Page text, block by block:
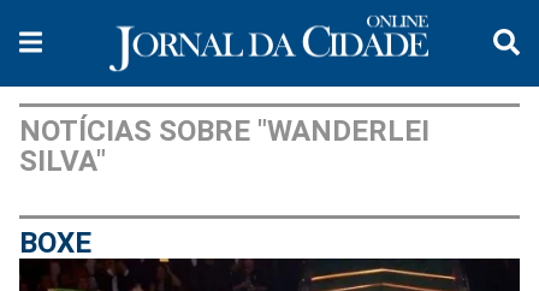
NOTÍCIAS SOBRE "WANDERLEI
SILVA"
BOXE